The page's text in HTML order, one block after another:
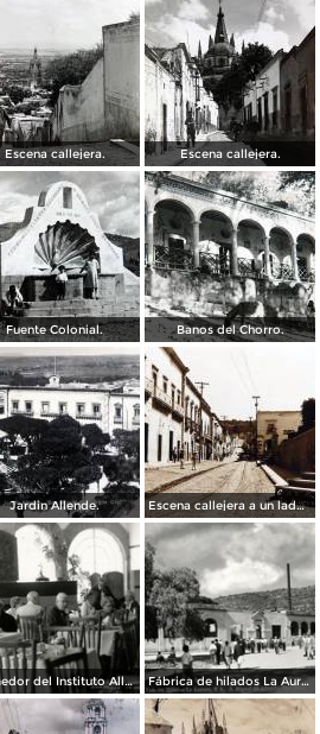
Escena callejera. Escena callejera.
Fuente Colonial. Banos del Chorro.
Jardin Allende. Escena callejera a un lado del Exconvento de San Francisco.
Comedor del Instituto Allende Fábrica de hilados La Aurora